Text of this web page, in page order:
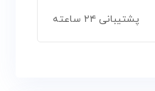
پشتیبانی ۲۴ ساعته